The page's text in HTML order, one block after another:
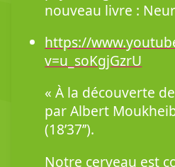
nouveau livre :
https://
v=u_soKgjGzrU
« À la découverte
par Albert
(18’37’’).
Notre cerveau est